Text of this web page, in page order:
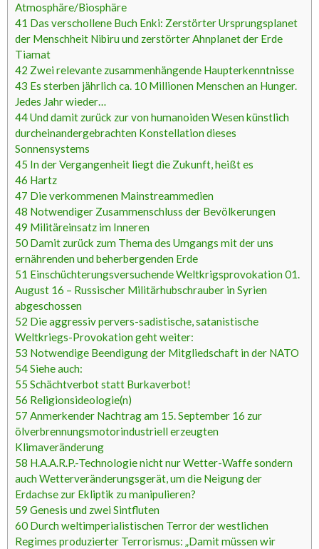
Atmosphäre/Biosphäre
41 Das verschollene Buch Enki: Zerstörter Ursprungsplanet
der Menschheit Nibiru und zerstörter Ahnplanet der Erde
Tiamat
42 Zwei relevante zusammenhängende Haupterkenntnisse
43 Es sterben jährlich ca. 10 Millionen Menschen an Hunger.
Jedes Jahr wieder…
44Und damit zurück zur von humanoiden Wesen künstlich
durcheinandergebrachten Konstellation dieses
Sonnensystems
45 In der Vergangenheit liegt die Zukunft, heißt es
46 Hartz
47 Die verkommenen Mainstreammedien
48 Notwendiger Zusammenschluss der Bevölkerungen
49 Militäreinsatz im Inneren
50 Damit zurück zum Thema des Umgangs mit der uns
ernährenden und beherbergenden Erde
51 Einschüchterungsversuchende Weltkrigsprovokation 01.
August 16 – Russischer Militärhubschrauber in Syrien
abgeschossen
52 Die aggressiv pervers-sadistische, satanistische
Weltkriegs-Provokation geht weiter:
53 Notwendige Beendigung der Mitgliedschaft in der NATO
54Siehe auch:
55 Schächtverbot statt Burkaverbot!
56 Religionsideologie(n)
57 Anmerkender Nachtrag am 15. September 16 zur
ölverbrennungsmotorindustriell erzeugten
Klimaveränderung
58 H.A.A.R.P.-Technologie nicht nur Wetter-Waffe sondern
auch Wetterveränderungsgerät, um die Neigung der
Erdachse zur Ekliptik zu manipulieren?
59 Genesis und zwei Sintfluten
60 Durch weltimperialistischen Terror der westlichen
Regimes produzierter Terrorismus: „Damit müssen wir